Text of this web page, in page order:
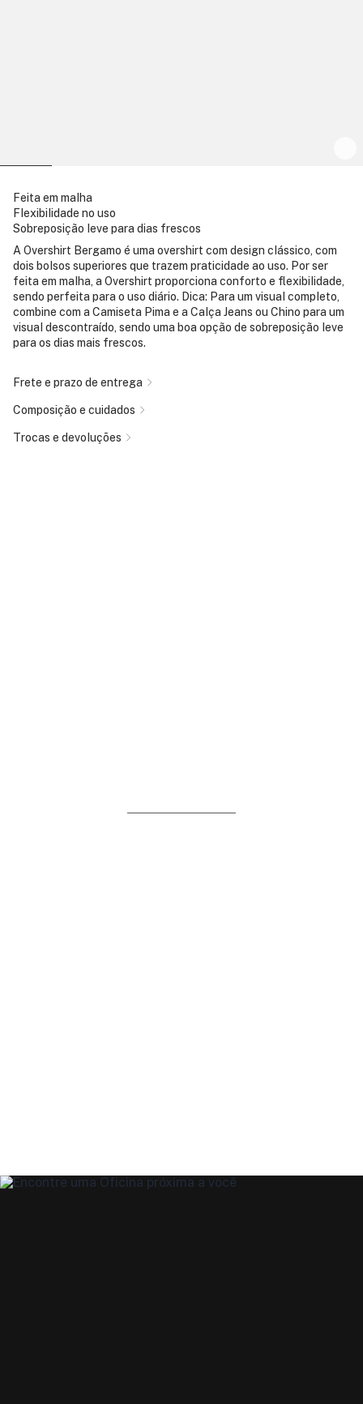
Feita em malha
Flexibilidade no uso
Sobreposição leve para dias frescos
A Overshirt Bergamo é uma overshirt com design clássico, com
dois bolsos superiores que trazem praticidade ao uso. Por ser
feita em malha, a Overshirt proporciona conforto e flexibilidade,
sendo perfeita para o uso diário. Dica: Para um visual completo,
combine com a Camiseta Pima e a Calça Jeans ou Chino para um
visual descontraído, sendo uma boa opção de sobreposição leve
para os dias mais frescos.
Frete e prazo de entrega
Composição e cuidados
Trocas e devoluções